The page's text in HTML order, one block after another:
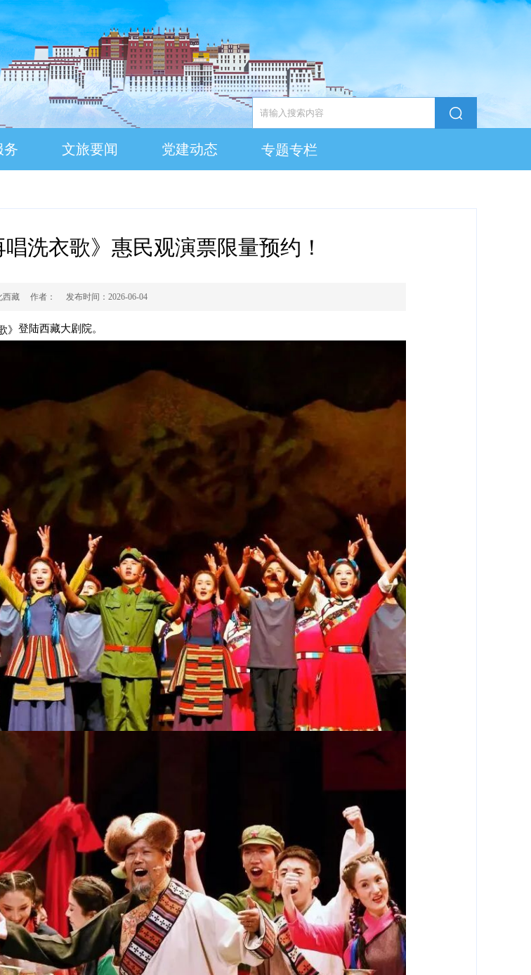
务 文旅要闻 党建动态 专题专栏
洗衣歌》惠民观演票限量预约！
西藏 作者： 发布时间： 2026-06-04
》 登陆西藏大剧院。